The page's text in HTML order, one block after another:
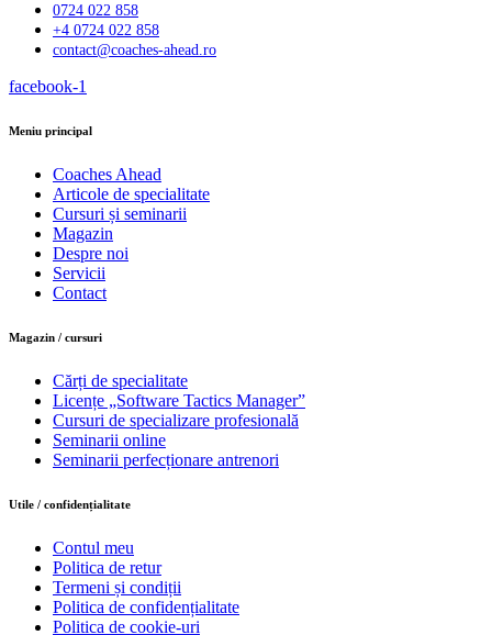
0724 022 858
+4 0724 022 858
contact@coaches-ahead.ro
facebook-1
Meniu principal
Coaches Ahead
Articole de specialitate
Cursuri și seminarii
Magazin
Despre noi
Servicii
Contact
Magazin / cursuri
Cărți de specialitate
Licențe „Software Tactics Manager”
Cursuri de specializare profesională
Seminarii online
Seminarii perfecționare antrenori
Utile / confidențialitate
Contul meu
Politica de retur
Termeni și condiții
Politica de confidențialitate
Politica de cookie-uri